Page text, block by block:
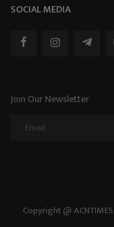
SOCIAL MEDIA
Join Our Newsletter
Copyright @